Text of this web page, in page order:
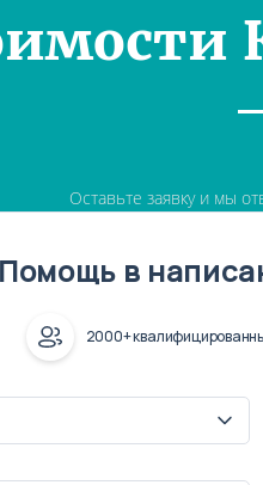
Оставьте заявку и мы
Помощь в
2000+